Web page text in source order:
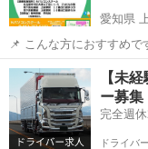
愛知県
📌 こんな方におすすめで
したい ✅ 転職・再就職
今の職場を辞め、新たなスタートを
者多数受...
愛知 名古屋市 上
【未
ー募集
完全週
ドライバ